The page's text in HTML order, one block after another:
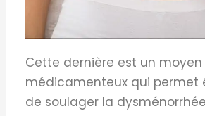
Cette dernière est un moyen
médicamenteux qui permet
de soulager la